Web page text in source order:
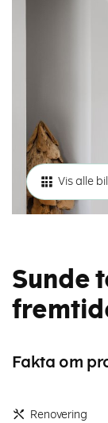
Vis alle
Sunde
Fakta om
Renovering